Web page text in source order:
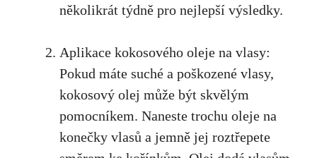
několikrát týdně pro nejlepší výsledky.
Aplikace kokosového oleje na vlasy:
Pokud máte suché a poškozené vlasy,
kokosový olej může být skvělým
pomocníkem. Naneste trochu oleje na
konečky vlasů a jemně jej roztřepete